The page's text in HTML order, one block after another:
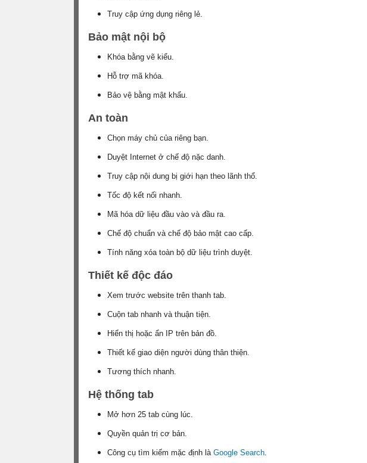
Truy cập ứng dụng riêng lẻ.
Bảo mật nội bộ
Khóa bằng vẽ kiểu.
Hỗ trợ mã khóa.
Bảo vệ bằng mật khẩu.
An toàn
Chọn máy chủ của riêng bạn.
Duyệt Internet ở chế độ nặc danh.
Truy cập nội dung bị giới hạn theo lãnh thổ.
Tốc độ kết nối nhanh.
Mã hóa dữ liệu đầu vào và đầu ra.
Chế độ chuẩn và chế độ bảo mật cao cấp.
Tính năng xóa toàn bộ dữ liệu trình duyệt.
Thiết kế độc đáo
Xem trước website trên thanh tab.
Cuộn tab nhanh và thuận tiện.
Hiển thị hoặc ẩn IP trên bản đồ.
Thiết kế giao diện người dùng thân thiện.
Tương thích nhanh.
Hệ thống tab
Mở hơn 25 tab cùng lúc.
Quyền quản trị cơ bản.
Công cụ tìm kiếm mặc định là Google Search